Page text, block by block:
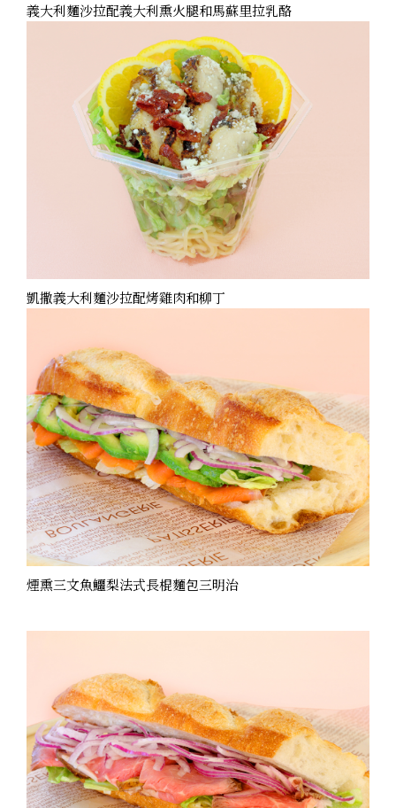
義大利麵沙拉配義大利熏火腿和馬蘇里拉乳酪
凱撒義大利麵沙拉配烤雞肉和柳丁
煙熏三文魚鱷梨法式長棍麵包三明治